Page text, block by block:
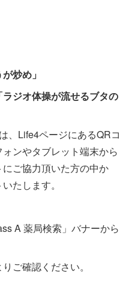
炒め」
ジオ体操が流せるブタの
、Life4ページにあるQRコ
ンやタブレット端末から
ご協力頂いた方の中か
たします。
A 薬局検索」バナーから
りご確認ください。